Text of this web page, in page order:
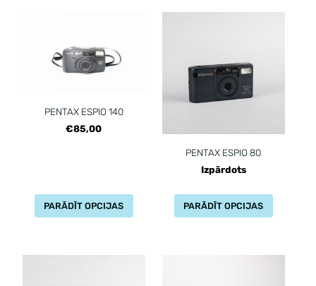
PENTAX ESPIO 140
€85,00
PARĀDĪT OPCIJAS
PENTAX ESPIO 80
Izpārdots
PARĀDĪT OPCIJAS